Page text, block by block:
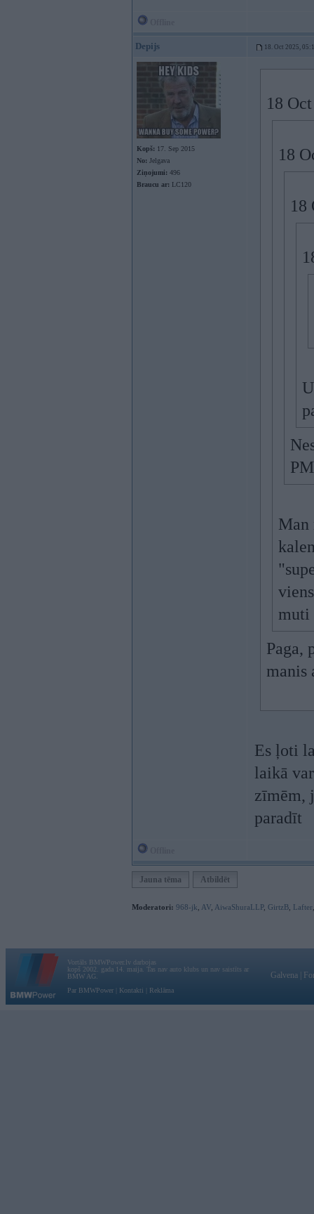
Depijs 18. Oct 2025,
Kopš: 17. Sep 2015
No: Jelgava
Ziņojumi: 496
Braucu ar: LC120
18
18
18
Man
muti
Paga,
manis
Es ļoti
laikā
zīmēm,
paradīt
Jauna tēma Atbildēt
Moderatori: 968-jk AV AiwaShuraLLP, GirtzB Lafter
Vortāls BMWPower.lv darbojas
kopš 2002. gada 14. maija. Tas nav auto klubs un nav saistīts ar
BMW AG.
Par BMWPower
Kontakti Reklāma
Galvena